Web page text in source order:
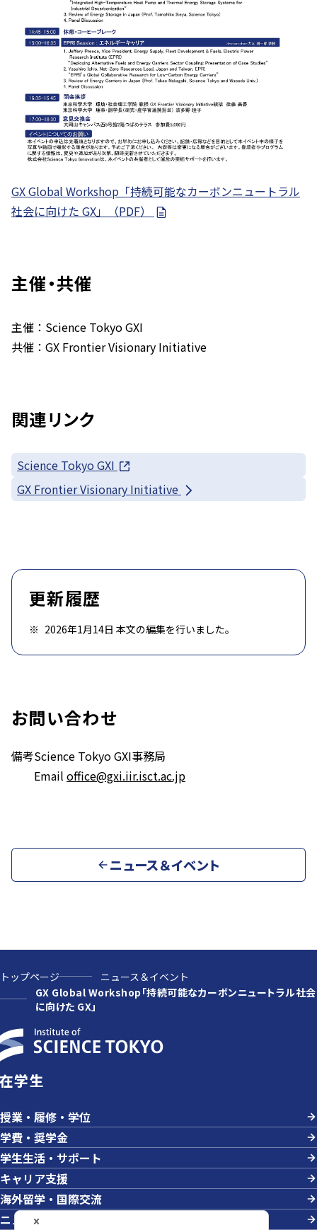
GX Global Workshop「持続可能なカーボンニュートラル
社会に向けた GX」（PDF）
主催・共催
主催：Science Tokyo GXI
共催：GX Frontier Visionary Initiative
関連リンク
Science Tokyo GXI
GX Frontier Visionary Initiative
更新履歴
2026年1月14日 本文の編集を行いました。
お問い合わせ
備考Science Tokyo GXI事務局
Email office@gxi.iir.isct.ac.jp
ニュース＆イベント
トップページ
ニュース＆イベント
GX Global Workshop「持続可能なカーボンニュートラル社会
に向けた GX」
在学生
授業・履修・学位
学費・奨学金
学生生活・サポート
キャリア支援
海外留学・国際交流
ニュース＆イベント